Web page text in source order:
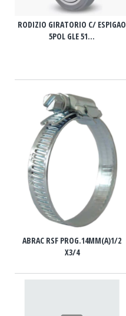
RODIZIO GIRATORIO C/ ESPIGAO
5POL GLE 51...
ABRAC RSF PROG.14MM(A)1/2
X3/4